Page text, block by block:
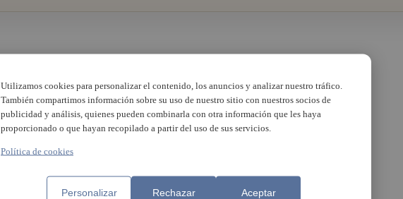
Utilizamos cookies para personalizar el contenido, los anuncios y analizar nuestro tráfico.
También compartimos información sobre su uso de nuestro sitio con nuestros socios de
publicidad y análisis, quienes pueden combinarla con otra información que les haya
proporcionado o que hayan recopilado a partir del uso de sus servicios.
Política de cookies
Personalizar Rechazar Aceptar